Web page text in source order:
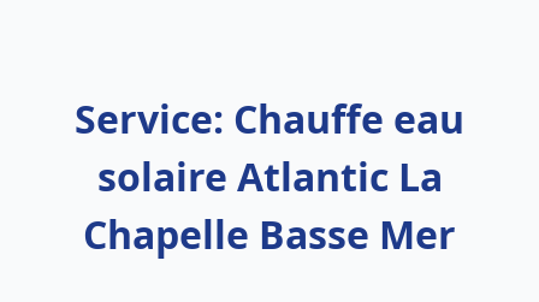
Service: Chauffe eau
solaire Atlantic La
Chapelle Basse Mer